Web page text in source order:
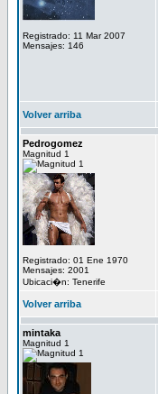
Registrado: 11 Mar 2007
Mensajes: 146
Volver arriba
Pedrogomez
Magnitud 1
Registrado: 01 Ene 1970
Mensajes: 2001
Ubicaci�n: Tenerife
Volver arriba
mintaka
Magnitud 1